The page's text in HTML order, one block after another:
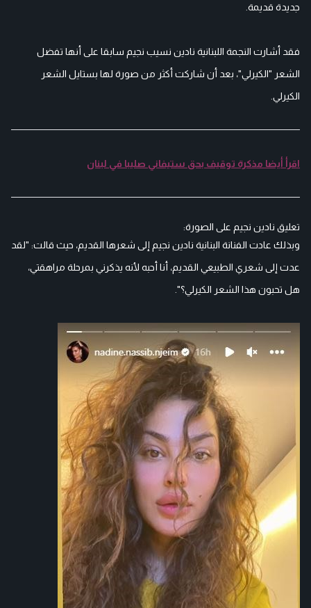
جديدة قديمة.
فقد أشارت النجمة اللبنانية نادين نسيب نجيم سابقا على أنها تفضل
الشعر "الكيرلي"، بعد أن شاركت أكثر من صورة لها بستايل الشعر
الكيرلي.
اقرأ أيضا مذكرة توقيف بحق ستيفاني صليبا في لبنان
تعليق نادين نجيم على الصورة:
وبذلك عادت الفنانة البنانية نادين نجيم إلى شعرها القديم، حيث قالت: "لقد
عدت إلى شعري الطبيعي القديم، أنا أحبه لأنه يذكرني بمرحلة مراهقتي،
هل تحبون هذا الشعر الكيرلي؟".